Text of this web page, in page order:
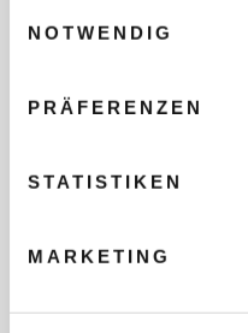
NOTWENDIG
PRÄFERENZEN
STATISTIKEN
MARKETING
TEILNEHMER